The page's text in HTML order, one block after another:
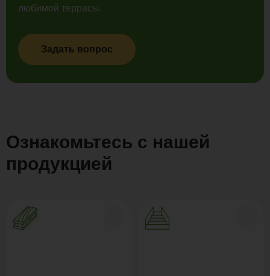
любимой террасы.
Задать вопрос
Ознакомьтесь с нашей
продукцией